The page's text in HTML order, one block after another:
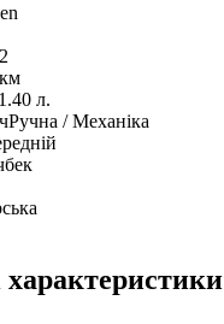
л.
Ручна / Механіка
характеристики